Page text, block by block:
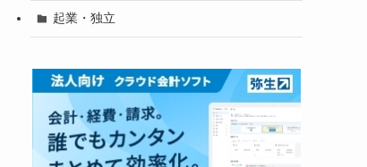
起業・独立